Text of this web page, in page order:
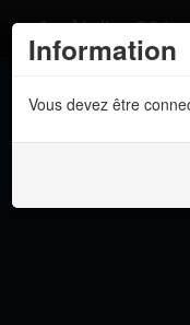
Information
Vous devez être
Atelier 801
Dev Tracker
Langue